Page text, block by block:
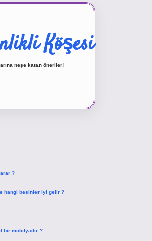
Köşesi
neşe katan öneriler!
?
hangi besinler iyi gelir ?
bir mobilyadır ?